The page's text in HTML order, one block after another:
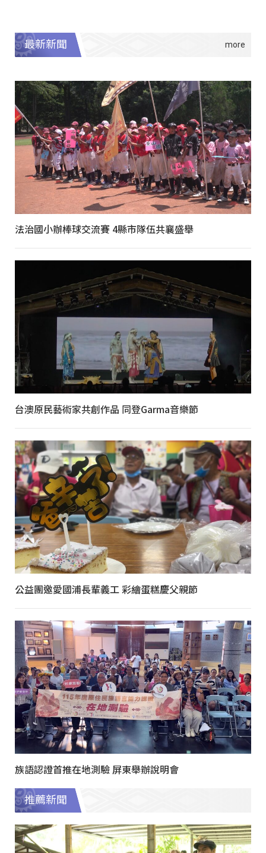
最新新聞
法治國小辦棒球交流賽 4縣市隊伍共襄盛舉
台澳原民藝術家共創作品 同登Garma音樂節
公益團邀愛國浦長輩義工 彩繪蛋糕慶父親節
族語認證首推在地測驗 屏東舉辦說明會
推薦新聞